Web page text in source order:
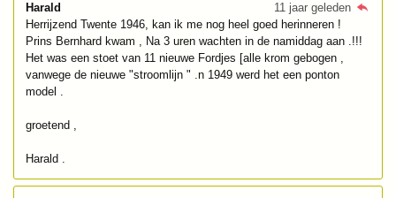
Harald
11 jaar geleden
Herrijzend Twente 1946, kan ik me nog heel goed herinneren !
Prins Bernhard kwam , Na 3 uren wachten in de namiddag aan .!!!
Het was een stoet van 11 nieuwe Fordjes [alle krom gebogen ,
vanwege de nieuwe "stroomlijn " .n 1949 werd het een ponton
model .
groetend ,
Harald .